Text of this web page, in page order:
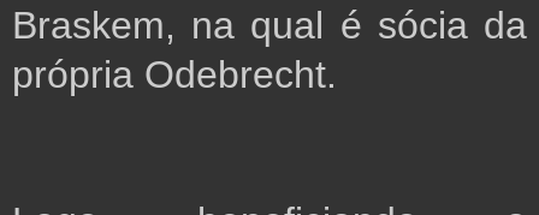
Braskem, na qual é sócia da
própria Odebrecht.